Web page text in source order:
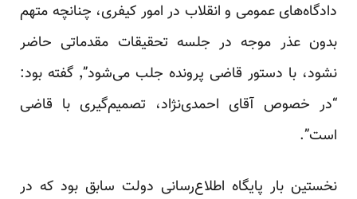
دادگاه‌های عمومی و انقلاب در امور کیفری، چنانچه متهم
بدون عذر موجه در جلسه تحقیقات مقدماتی حاضر
نشود، با دستور قاضی پرونده جلب می‌شود”٬ گفته بود:
“در خصوص آقای احمدی‌نژاد، تصمیم‌گیری با قاضی
است”.
نخستین بار پایگاه اطلاع‌رسانی دولت سابق بود که در